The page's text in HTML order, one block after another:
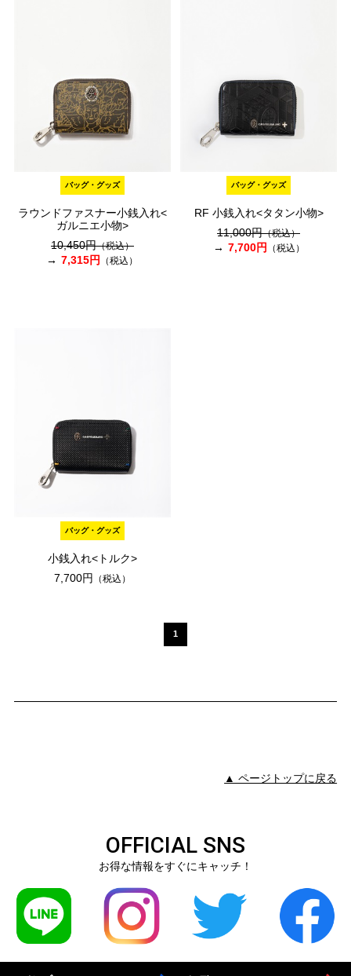
バッグ・グッズ
ラウンドファスナー小銭入れ<
ガルニエ小物>
10,450円（税込）
7,315円 （税込）
バッグ・グッズ
RF 小銭入れ<タタン小物>
11,000円（税込）
7,700円 （税込）
バッグ・グッズ
小銭入れ<トルク>
7,700円
（税込）
1
▲ ページトップに戻る
OFFICIAL SNS
お得な情報をすぐにキャッチ！